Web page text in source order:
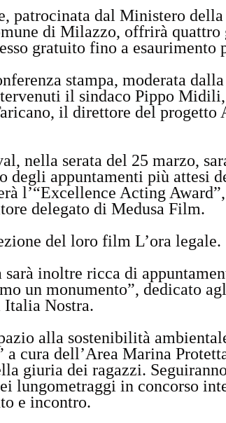
patrocinata dal Ministero
di Milazzo, offrirà
gratuito fino a esaurimento
stampa, moderata
il sindaco Pippo
il direttore del
nella serata del 25 marzo,
degli appuntamenti più attesi
l’“Excellence Acting
delegato di Medusa Film.
del loro film L’ora legale.
inoltre ricca di
un monumento”, dedicato
Italia Nostra.
alla sostenibilità
a cura dell’Area Marina
giuria dei ragazzi.
lungometraggi in concorso
e incontro.